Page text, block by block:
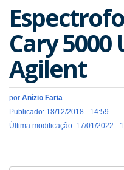
Cary 5000
Agilent
por Anízio Faria
Publicado: 18/12/2018 - 14:59
Última modificação: 17/01/2022 -